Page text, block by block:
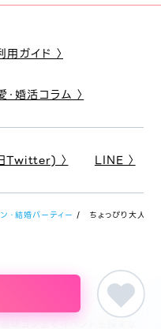
用ガイド 〉
・婚活コラム 〉
Twitter) 〉 LINE 〉
・結婚パーティー ちょっぴり大人
味コンまでイベントを探すな